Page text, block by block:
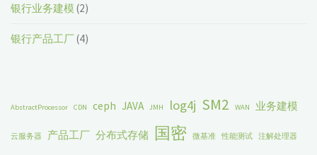
银行业务建模 (2)
银行产品工厂(4)
AbstractProcessor CDN ceph JAVA JMH log4j SM2 WAN 业务建模
云服务器 产品工厂 分布式存储 国密 微基准 性能测试 注解处理器